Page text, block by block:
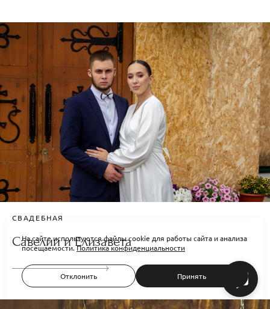
СВАДЕБНАЯ
Савелий и Елизавета
На сайте используются файлы cookie для работы сайта и анализа
посещаемости.Политика конфиденциальности
Отклонить Принять